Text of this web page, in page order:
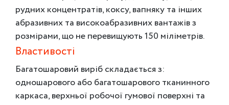
рудних концентратів, коксу, вапняку та інших
абразивних та високоабразивних вантажів з
розмірами, що не перевищують 150 міліметрів.
Властивості
Багатошаровий виріб складається з:
одношарового або багатошарового тканинного
каркаса, верхньої робочої гумової поверхні та